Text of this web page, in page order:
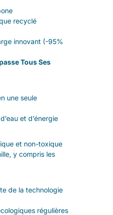
recyclé
innovant (-95%
Tous Ses
une seule
et d’énergie
et non-toxique
y compris les
de la technologie
régulières